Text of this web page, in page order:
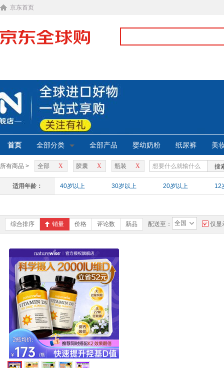
京东首页
首页 全部分类 全部产品 婴幼奶粉 纸尿裤 美
所有商品 > X
全部 X
胶囊 X
瓶装 搜
适用年龄： 40岁以上 30岁以上 20岁以上 12
综合排序 销量 价格 评论数 新品 配送至： 全国 仅显